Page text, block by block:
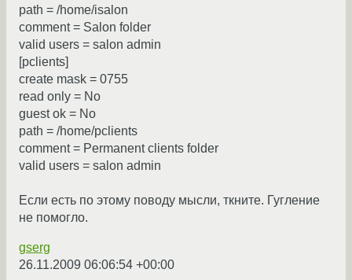
path = /home/isalon
comment = Salon folder
valid users = salon admin
[pclients]
create mask = 0755
read only = No
guest ok = No
path = /home/pclients
comment = Permanent clients folder
valid users = salon admin
Если есть по этому поводу мысли, ткните. Гугление
не помогло.
gserg
26.11.2009 06:06:54 +00:00